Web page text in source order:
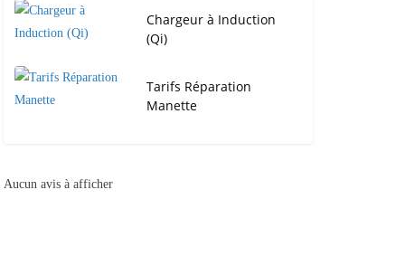
Chargeur à Induction
(Qi)
Tarifs Réparation
Manette
Aucun avis à afficher